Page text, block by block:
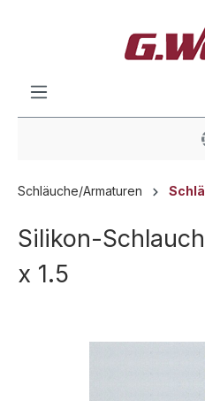
Schläuche/Armaturen
Silikon-
x 1.5